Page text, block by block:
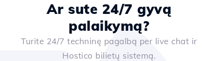
Ar sute 24/7 gyvą
palaikymą?
Turite 24/7 techninę pagalbą per live chat ir
Hostico bilietų sistemą.